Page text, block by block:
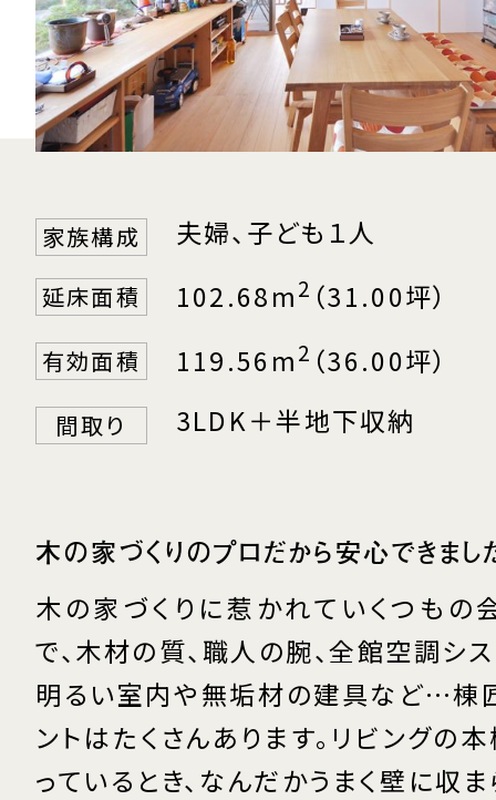
家族構成 夫婦、子ども１人
延床面積 102.68m2 （31.00坪）
有効面積 119.56m2 （36.00坪）
間取り 3LDK＋半地下収納
木の家づくりのプロだから安心できまし
木の家づくりに惹かれていくつもの
で、木材の質、職人の腕、全館空調シ
明るい室内や無垢材の建具など…棟
ントはたくさんあります。リビングの
っているとき、なんだかうまく壁に収